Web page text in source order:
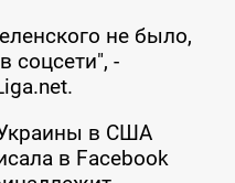
не было,
соцсети", -
в США
в Facebook